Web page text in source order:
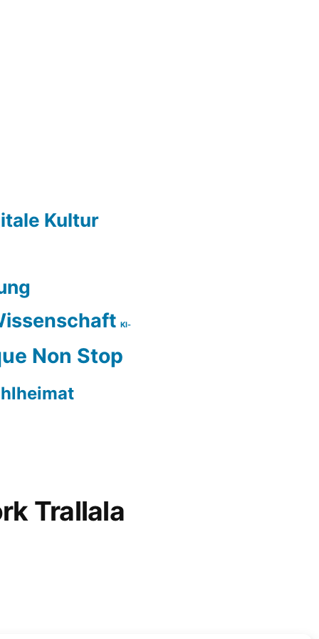
Kultur
KI-
Non Stop
Trallala